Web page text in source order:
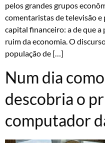
pelos grandes grupos
comentaristas de televisão
capital financeiro: a de que a
ruim da economia. O
população de […]
Num dia
descobria o
computador